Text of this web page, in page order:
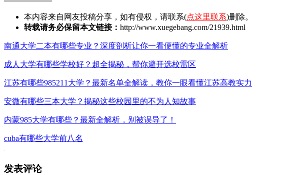
本内容来自网友投稿分享，如有侵权，请联系(点这里联系)删除。
转载请务必保留本文链接： http://www.xuegebang.com/21939.html
南通大学二本有哪些专业？深度剖析让你一看便懂的专业全解析
成人大学有哪些学校好？超全揭秘，帮你避开选校雷区
江苏有哪些985211大学？最新名单全解读，教你一眼看懂江苏高教实力
安微有哪些三本大学？揭秘这些校园里的不为人知故事
内蒙985大学有哪些？最新全解析，别被误导了！
cuba有哪些大学前八名
发表评论